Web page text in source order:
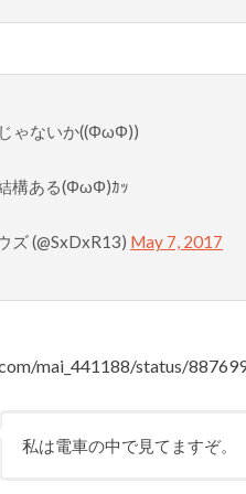
ゃないか((ΦωΦ))
構ある(ΦωΦ)ｶｯ
ズ (@SxDxR13) May 7, 2017
mai_441188/status/
私は電車の中で見てますぞ。